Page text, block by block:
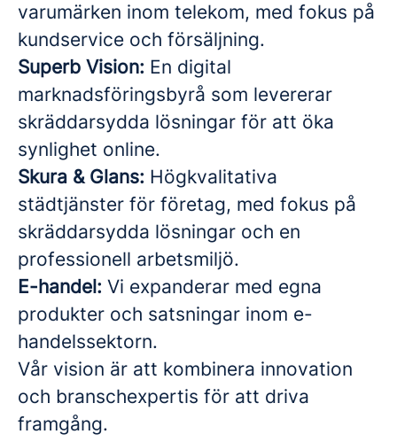
varumärken inom telekom, med fokus på
kundservice och försäljning.
Superb Vision: En digital
marknadsföringsbyrå som levererar
skräddarsydda lösningar för att öka
synlighet online.
Skura & Glans: Högkvalitativa
städtjänster för företag, med fokus på
skräddarsydda lösningar och en
professionell arbetsmiljö.
E-handel: Vi expanderar med egna
produkter och satsningar inom e-
handelssektorn.
Vår vision är att kombinera innovation
och branschexpertis för att driva
framgång.